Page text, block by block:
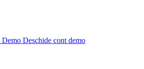
Demo Deschide cont demo